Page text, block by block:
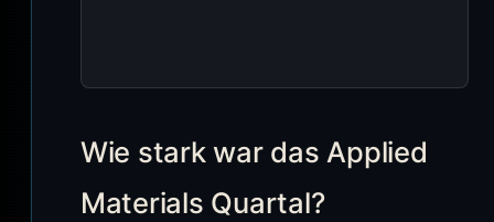
Wie stark war das Applied
Materials Quartal?